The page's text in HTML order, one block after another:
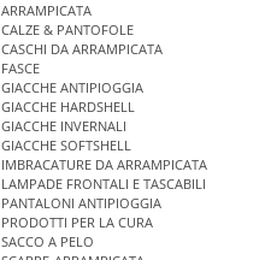
ARRAMPICATA
CALZE & PANTOFOLE
CASCHI DA ARRAMPICATA
FASCE
GIACCHE ANTIPIOGGIA
GIACCHE HARDSHELL
GIACCHE INVERNALI
GIACCHE SOFTSHELL
IMBRACATURE DA ARRAMPICATA
LAMPADE FRONTALI E TASCABILI
PANTALONI ANTIPIOGGIA
PRODOTTI PER LA CURA
SACCO A PELO